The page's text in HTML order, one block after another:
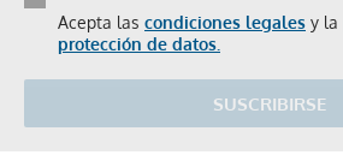
Acepta las condiciones legales y la
protección de datos.
SUSCRIBIRSE